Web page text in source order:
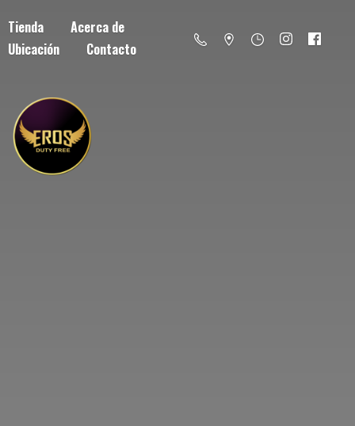
Tienda
Acerca de
Ubicación
Contacto